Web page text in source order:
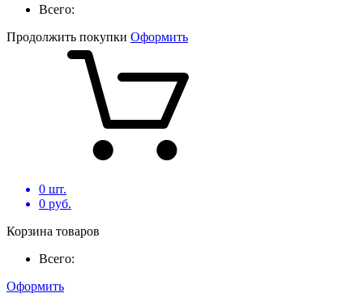
Всего:
Продолжить покупки Оформить
0 шт.
0 руб.
Корзина товаров
Всего:
Оформить